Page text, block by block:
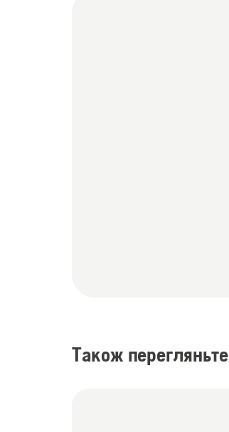
Також перегляньте